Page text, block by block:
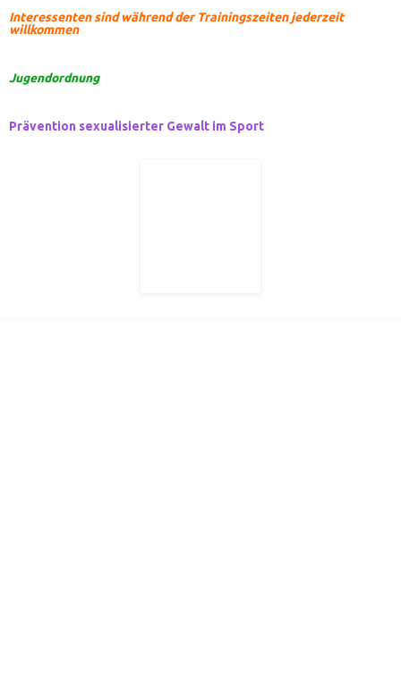
Interessenten sind während der Trainingszeiten jederzeit
willkommen
Jugendordnung
Prävention sexualisierter Gewalt im Sport